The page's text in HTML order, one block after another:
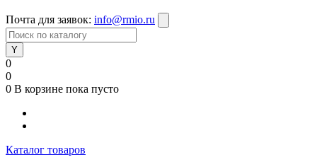
Почта для заявок: info@rmio.ru
0
0
0 В корзине пока пусто
Каталог товаров